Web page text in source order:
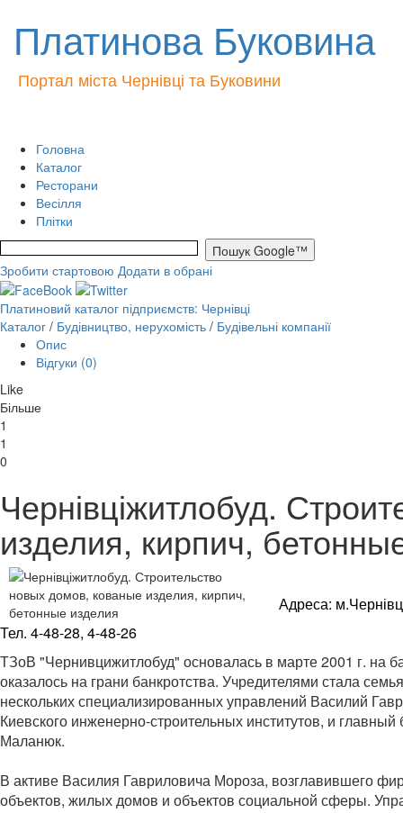
Платинова Буковина
Портал міста Чернівці та Буковини
Головна
Каталог
Ресторани
Весілля
Плітки
Зробити стартовою Додати в обрані
Платиновий каталог підприємств: Чернівці
Каталог / Будівництво, нерухомість / Будівельні компанії
Опис
Відгуки (0)
Like
Більше
1
1
0
Чернівціжитлобуд.
изделия, кирпич,
Адреса:
Тел. 4-48-28, 4-48-26
ТЗоВ "Чернивцижитлобуд" основалась в марте 2001 г. на
оказалось на грани банкротства. Учредителями стала
нескольких специализированных управлений Василий
Киевского инженерно-строительных институтов, и
Маланюк.
В активе Василия Гавриловича Мороза, возглавившего
объектов, жилых домов и объектов социальной сферы.